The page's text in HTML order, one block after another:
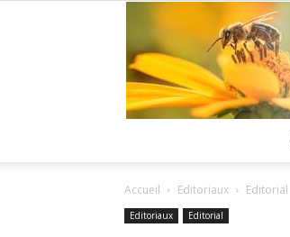
Accueil Editoriaux Editorial
Editoriaux Editorial